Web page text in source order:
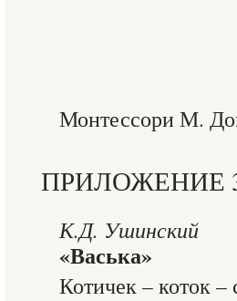
Монтессори М.
ПРИЛОЖЕНИЕ
К.Д. Ушинский
«Васька»
Котичек – коток –